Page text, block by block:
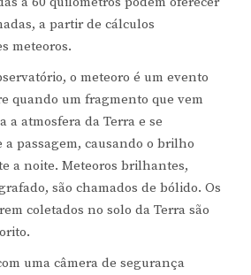
a partir de cálculos
meteoros.
o meteoro é um evento
quando um fragmento que vem
a atmosfera da Terra e se
passagem, causando o brilho
a noite. Meteoros brilhantes,
são chamados de bólido. Os
coletados no solo da Terra são
uma câmera de segurança